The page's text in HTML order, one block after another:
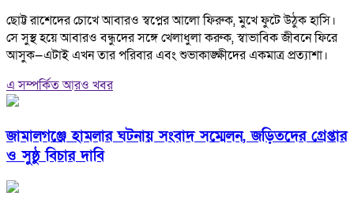
ছোট্ট রাশেদের চোখে আবারও স্বপ্নের আলো ফিরুক, মুখে ফুটে উঠুক হাসি।
সে সুস্থ হয়ে আবারও বন্ধুদের সঙ্গে খেলাধুলা করুক, স্বাভাবিক জীবনে ফিরে
আসুক—এটাই এখন তার পরিবার এবং শুভাকাঙ্ক্ষীদের একমাত্র প্রত্যাশা।
এ সম্পর্কিত আরও খবর
জামালগঞ্জে হামলার ঘটনায় সংবাদ সম্মেলন, জড়িতদের গ্রেপ্তার
ও সুষ্ঠু বিচার দাবি